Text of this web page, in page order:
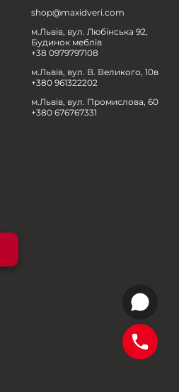
shop@maxidveri.com
м.Львів, вул. Любінська 92,
Будинок меблів
+38 0979797108
м.Львів, вул. В. Великого, 10в
+380 961322202
м.Львів, вул. Промислова, 60
+380 676767331